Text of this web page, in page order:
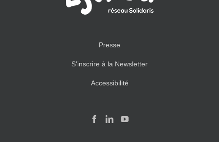
Presse
S’inscrire à la Newsletter
Accessibilité